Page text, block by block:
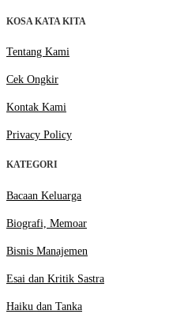
KOSA KATA KITA
Tentang Kami
Cek Ongkir
Kontak Kami
Privacy Policy
KATEGORI
Bacaan Keluarga
Biografi, Memoar
Bisnis Manajemen
Esai dan Kritik Sastra
Haiku dan Tanka